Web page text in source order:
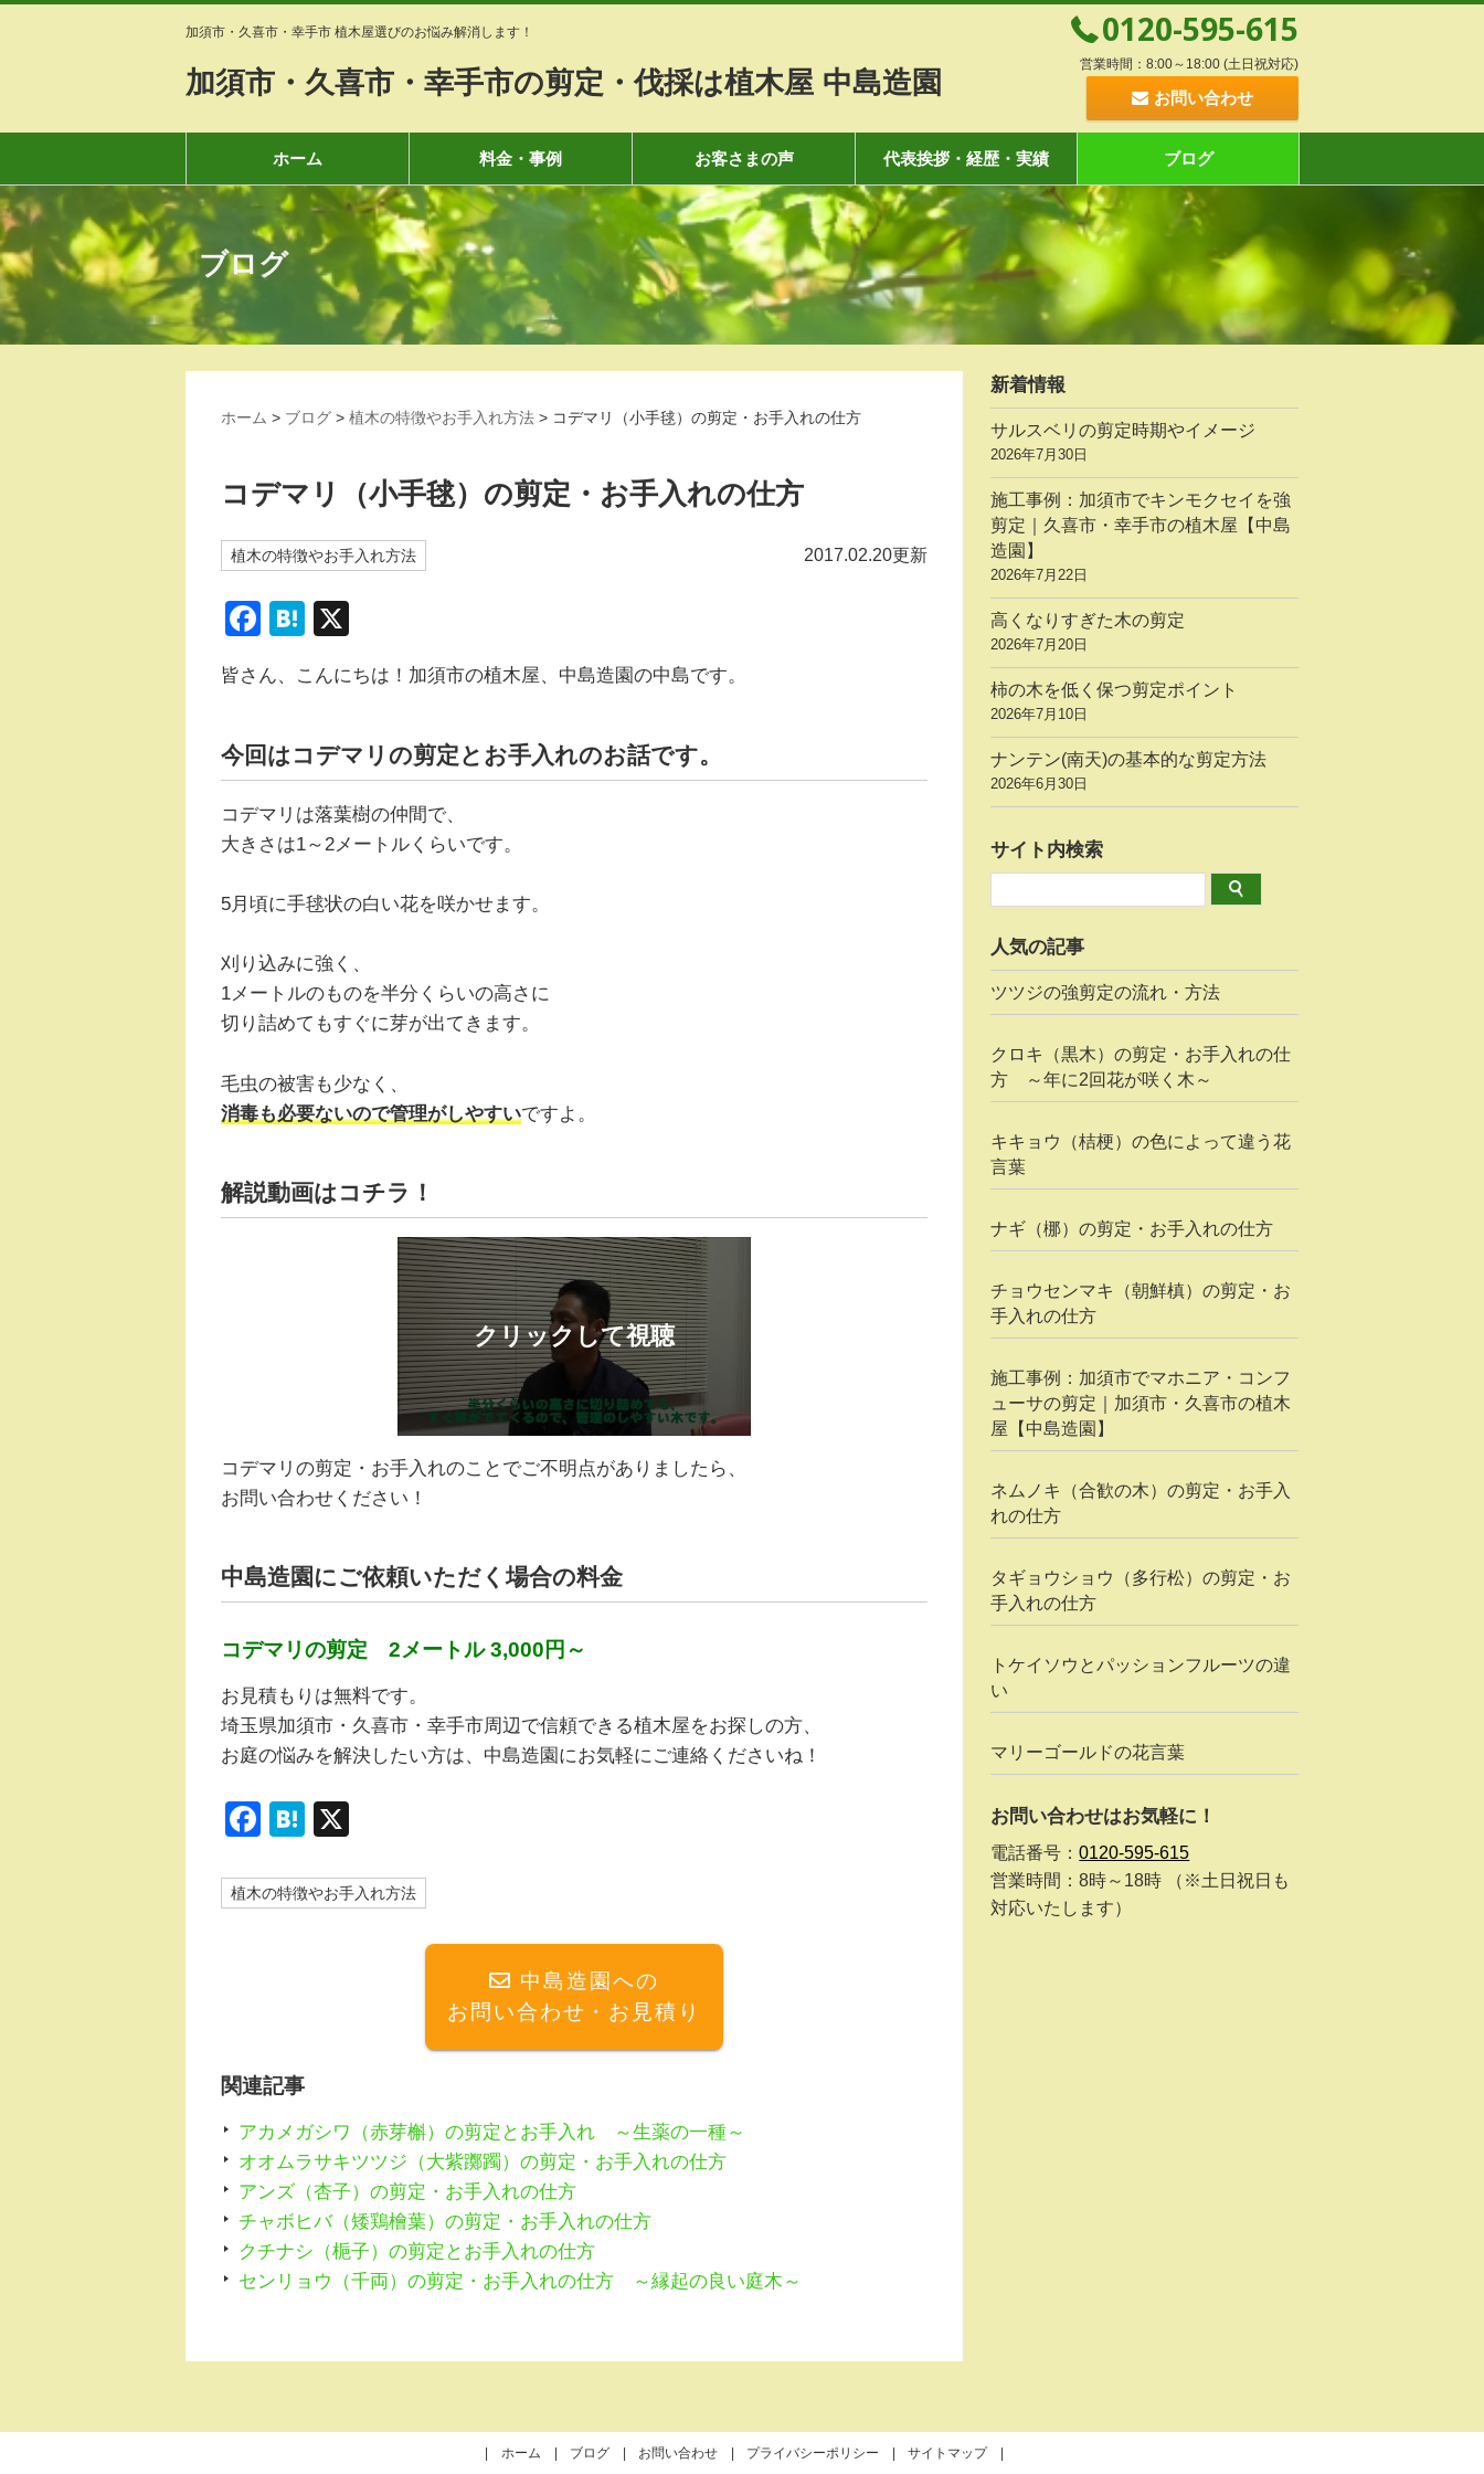
加須市・久喜市・幸手市 植木屋選びのお悩み解消します！
加須市・久喜市・幸手市の剪定・伐採は植木屋 中島造園
0120-595-615
営業時間：8:00～18:00 (土日祝対応)
お問い合わせ
ホーム 料金・事例 お客さまの声 代表挨拶・経歴・実績 ブログ
ブログ
ホーム > ブログ > 植木の特徴やお手入れ方法 > コデマリ（小手毬）の剪定・お手入れの仕方
コデマリ（小手毬）の剪定・お手入れの仕方
植木の特徴やお手入れ方法 2017.02.20更新
F
c
b
o
k
H
e
a
皆さん、こんにちは！加須市の植木屋、中島造園の中島です。
今回はコデマリの剪定とお手入れのお話です。
コデマリは落葉樹の仲間で、
大きさは1～2メートルくらいです。
5月頃に手毬状の白い花を咲かせます。
刈り込みに強く、
1メートルのものを半分くらいの高さに
切り詰めてもすぐに芽が出てきます。
毛虫の被害も少なく、
消毒も必要ないので管理がしやすいですよ。
解説動画はコチラ！
コデマリの剪定・お手入れのことでご不明点がありましたら、
お問い合わせください！
中島造園にご依頼いただく場合の料金
コデマリの剪定 2メートル 3,000円～
お見積もりは無料です。
埼玉県加須市・久喜市・幸手市周辺で信頼できる植木屋をお探しの方、
お庭の悩みを解決したい方は、中島造園にお気軽にご連絡くださいね！
F
c
k
H
e
植木の特徴やお手入れ方法
中島造園への
お問い合わせ・お見積り
関連記事
アカメガシワ（赤芽槲）の剪定とお手入れ ～生薬の一種～
オオムラサキツツジ（大紫躑躅）の剪定・お手入れの仕方
アンズ（杏子）の剪定・お手入れの仕方
チャボヒバ（矮鶏檜葉）の剪定・お手入れの仕方
クチナシ（梔子）の剪定とお手入れの仕方
センリョウ（千両）の剪定・お手入れの仕方 ～縁起の良い庭木～
新着情報
サルスベリの剪定時期やイメージ
2026年7月30日
施工事例：加須市でキンモクセイを強
剪定｜久喜市・幸手市の植木屋【中島
造園】
2026年7月22日
高くなりすぎた木の剪定
2026年7月20日
柿の木を低く保つ剪定ポイント
2026年7月10日
ナンテン(南天)の基本的な剪定方法
2026年6月30日
サイト内検索
人気の記事
ツツジの強剪定の流れ・方法
クロキ（黒木）の剪定・お手入れの仕
方 ～年に2回花が咲く木～
キキョウ（桔梗）の色によって違う花
言葉
ナギ（梛）の剪定・お手入れの仕方
チョウセンマキ（朝鮮槙）の剪定・お
手入れの仕方
施工事例：加須市でマホニア・コンフ
ューサの剪定｜加須市・久喜市の植木
屋【中島造園】
ネムノキ（合歓の木）の剪定・お手入
れの仕方
タギョウショウ（多行松）の剪定・お
手入れの仕方
トケイソウとパッションフルーツの違
い
マリーゴールドの花言葉
お問い合わせはお気軽に！
電話番号：0120-595-615
営業時間：8時～18時 （※土日祝日も
対応いたします）
ホーム ブログ お問い合わせ プライバシーポリシー サイトマップ